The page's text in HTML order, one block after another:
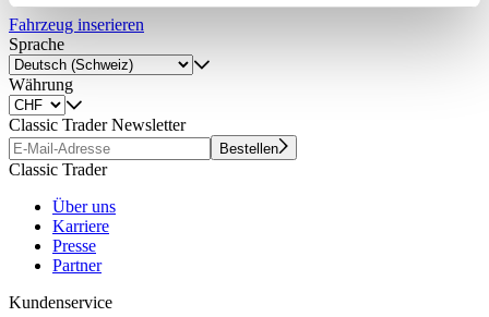
Partner führen diese Informationen möglicherweise mit
weiteren Daten zusammen, die Sie ihnen bereitgestellt
haben oder die sie im Rahmen Ihrer Nutzung der Dienste
gesammelt haben.
Fahrzeug inserieren
Sprache
Währung
Classic Trader Newsletter
Bestellen
Classic Trader
Über uns
Karriere
Presse
Partner
Kundenservice